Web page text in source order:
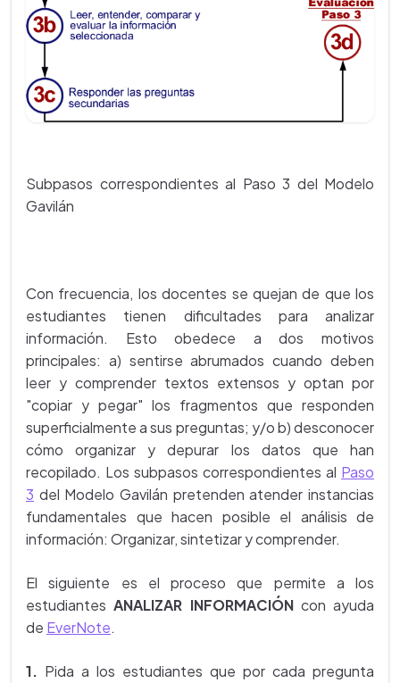
Subpasos correspondientes al Paso 3 del Modelo
Gavilán
Con frecuencia, los docentes se quejan de que los
estudiantes tienen dificultades para analizar
información. Esto obedece a dos motivos
principales: a) sentirse abrumados cuando deben
leer y comprender textos extensos y optan por
"copiar y pegar" los fragmentos que responden
superficialmente a sus preguntas; y/o b) desconocer
cómo organizar y depurar los datos que han
recopilado. Los subpasos correspondientes al Paso
3 del Modelo Gavilán pretenden atender instancias
fundamentales que hacen posible el análisis de
información: Organizar, sintetizar y comprender.
El siguiente es el proceso que permite a los
estudiantesANALIZAR INFORMACIÓNcon ayuda
de EverNote.
1. Pida a los estudiantes que por cada pregunta